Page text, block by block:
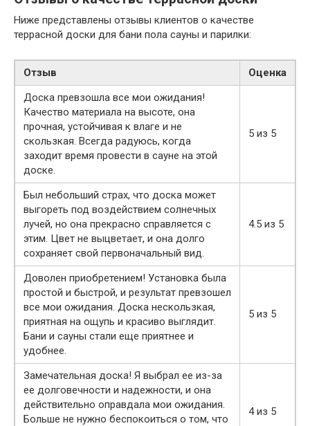
Ниже представлены отзывы клиентов о качестве
террасной доски для бани пола сауны и парилки:
Отзыв
Оценка
Доска превзошла все мои ожидания!
Качество материала на высоте, она
прочная, устойчивая к влаге и не
скользкая. Всегда радуюсь, когда
заходит время провести в сауне на этой
доске.
5 из 5
Был небольший страх, что доска может
выгореть под воздействием солнечных
лучей, но она прекрасно справляется с
этим. Цвет не выцветает, и она долго
сохраняет свой первоначальный вид.
4.5 из 5
Доволен приобретением! Установка была
простой и быстрой, и результат превзошел
все мои ожидания. Доска нескользкая,
приятная на ощупь и красиво выглядит.
Бани и сауны стали еще приятнее и
удобнее.
5 из 5
Замечательная доска! Я выбрал ее из-за
ее долговечности и надежности, и она
действительно оправдала мои ожидания.
Больше не нужно беспокоиться о том, что
4 из 5